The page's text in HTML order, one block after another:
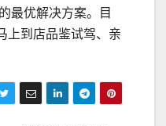
最优解决方案。目
上到店品鉴试驾、亲